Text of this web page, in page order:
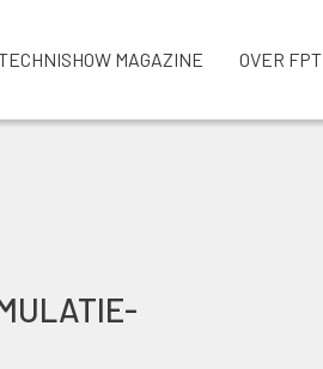
MAGAZINE OVER FPT